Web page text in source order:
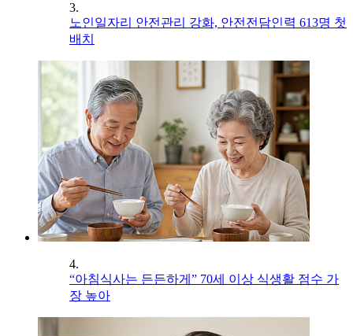
3.
노인일자리 안전관리 강화, 안전전담인력 613명 첫
배치
4.
“아침식사는 든든하게” 70세 이상 식생활 점수 가
장 높아